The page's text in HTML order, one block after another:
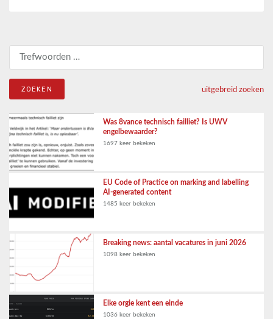
Zoeken naar:
uitgebreid zoeken
Was 8vance technisch failliet? Is UWV
engelbewaarder?
1697 keer bekeken
EU Code of Practice on marking and labelling
AI-generated content
1485 keer bekeken
Breaking news: aantal vacatures in juni 2026
1098 keer bekeken
Elke orgie kent een einde
1036 keer bekeken